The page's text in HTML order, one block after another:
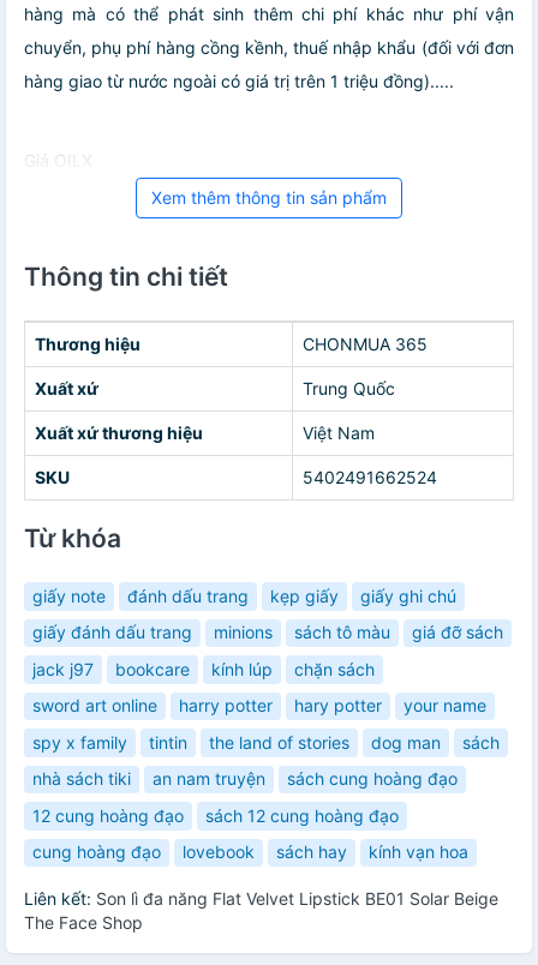
hàng mà có thể phát sinh thêm chi phí khác như phí vận
chuyển, phụ phí hàng cồng kềnh, thuế nhập khẩu (đối với đơn
hàng giao từ nước ngoài có giá trị trên 1 triệu đồng).....
Giá OILX
Xem thêm thông tin sản phẩm
Thông tin chi tiết
Thương hiệu CHONMUA 365
Xuất xứ Trung Quốc
Xuất xứ thương hiệu Việt Nam
SKU 5402491662524
Từ khóa
giấy note đánh dấu trang kẹp giấy
giấy ghi chú
giấy đánh dấu trang
minions sách tô màu
giá đỡ sách
jack j97
bookcare kính lúp
chặn sách
sword art online
harry potter hary potter
your name
spy x family
tintin the land of stories dog man
sách
nhà sách tiki
an nam truyện
sách cung hoàng đạo
12 cung hoàng đạo
sách 12 cung hoàng đạo
cung hoàng đạo
lovebook sách hay kính vạn hoa
Liên kết: Son lì đa năng Flat Velvet Lipstick BE01 Solar Beige
The Face Shop